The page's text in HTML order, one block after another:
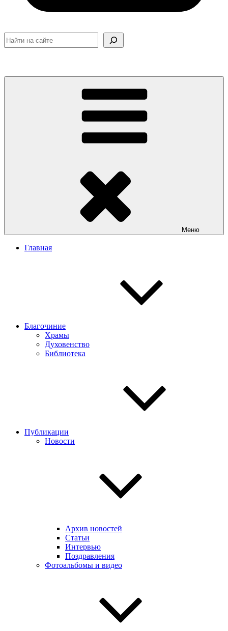
Поиск
Меню
Главная
Благочиние
Храмы
Духовенство
Библиотека
Публикации
Новости
Архив новостей
Статьи
Интервью
Поздравления
Фотоальбомы и видео